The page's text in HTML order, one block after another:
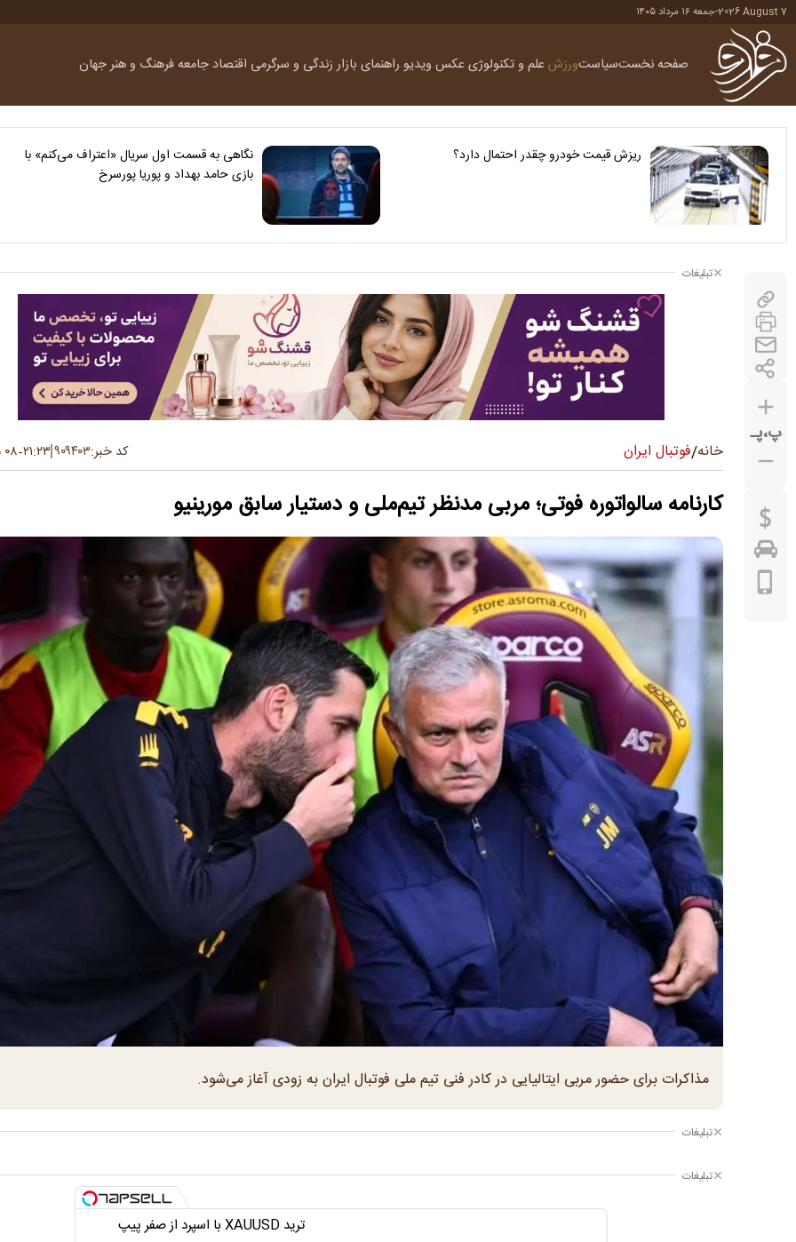
2026 August 7
-جمعه ۱۶ مرداد ۱۴۰۵
صفحه نخستسیاستورزش علم و تکنولوژی عکس ویدیو راهنمای بازارزندگی و سرگرمی اقتصاد جامعهفرهنگ و هنرجهان
ریزش قیمت خودرو چقدر احتمال دارد؟
نگاهی به قسمت اول سریال «اعتراف می‌کنم» با
بازی حامد بهداد و پوریا پورسرخ
پ،پـ
تبلیغات
خانه/فوتبال ایران کد خبر:۹۰۹۴۰۳ ۲۱:۲۳-۰۸ مهر ۱۴۰۴
کارنامه سالواتوره فوتی؛ مربی مدنظر تیم‌ملی و دستیار سابق مورینیو
مذاکرات برای حضور مربی ایتالیایی در کادر فنی تیم ملی فوتبال ایران به زودی آغاز می‌شود.
تبلیغات
تبلیغات
ترید XAUUSD با اسپرد از صفر پیپ